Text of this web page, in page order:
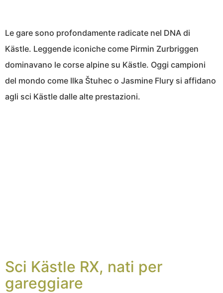
Le gare sono profondamente radicate nel DNA di
Kästle. Leggende iconiche come Pirmin Zurbriggen
dominavano le corse alpine su Kästle. Oggi campioni
del mondo come Ilka Štuhec o Jasmine Flury si affidano
agli sci Kästle dalle alte prestazioni.
Sci Kästle RX, nati per
gareggiare